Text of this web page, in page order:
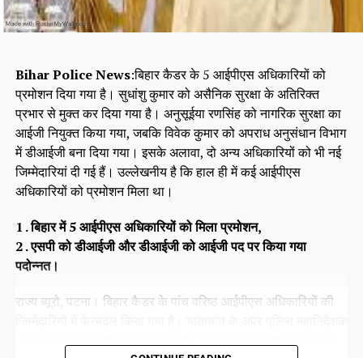
Bihar Police News:बिहार कैडर के 5 आईपीएस अधिकारियों को
प्रमोशन दिया गया है। सुधांशु कुमार को असैनिक सुरक्षा के अतिरिक्त
प्रभार से मुक्त कर दिया गया है। अनुसूईया रणसिंह को नागरिक सुरक्षा का
आईजी नियुक्त किया गया, जबकि विवेक कुमार को अपराध अनुसंधान विभाग
में डीआईजी बना दिया गया। इसके अलावा, दो अन्य अधिकारियों को भी नई
जिम्मेदारियां दी गई हैं। उल्लेखनीय है कि हाल ही में कई आईपीएस
अधिकारियों को प्रमोशन मिला था।
1 . बिहार में 5 आईपीएस अधिकारियों को मिला प्रमोशन,
2 . एसपी को डीआईजी और डीआईजी को आईजी पद पर किया गया
पदोन्नत।
राज्य ब्यूरो, पटना। बिहार कैडर के पांच वरिष्ठ आईपीएस अधिकारियों की